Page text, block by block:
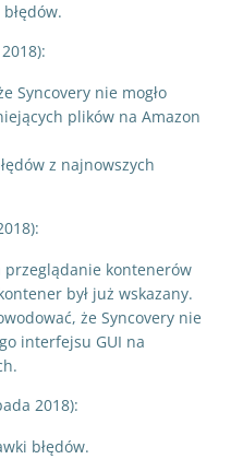
Syncovery nie mogło
plików na Amazon
z najnowszych
kontenerów
był już wskazany.
że Syncovery nie
interfejsu GUI na
2018):
błędów.